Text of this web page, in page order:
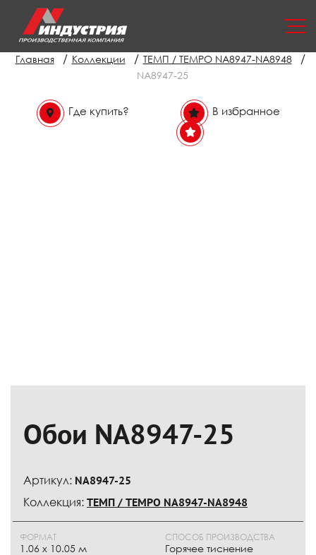
Главная / Коллекции / ТЕМП / TEMPO NA8947-NA8948 /
NA8947-25
Где купить? В избранное
Обои NA8947-25
Артикул: NA8947-25
Коллекция: ТЕМП / TEMPO NA8947-NA8948
ФОРМАТ
1.06 х 10.05 м
СПОСОБ ПРОИЗВОДСТВА
Горячее тиснение